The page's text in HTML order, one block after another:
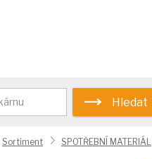
Hledat
Sortiment SPOTŘEBNÍ MATERIÁL